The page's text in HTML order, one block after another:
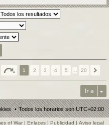
1 2 3 4 5 20
Ir a
Todos los horarios sonUTC+02:00
of War | Enlaces | Publicidad | Aviso legal